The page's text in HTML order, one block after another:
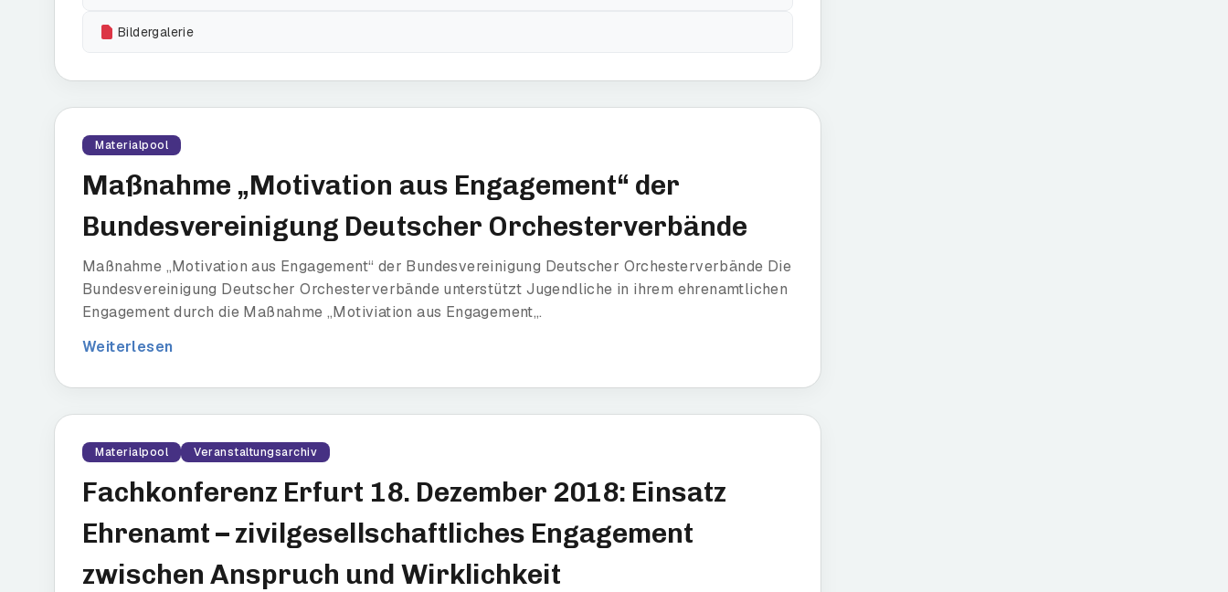
Bildergalerie
Materialpool
Maßnahme „Motivation aus Engagement“ der
Bundesvereinigung Deutscher Orchesterverbände
Maßnahme „Motivation aus Engagement“ der Bundesvereinigung Deutscher Orchesterverbände Die
Bundesvereinigung Deutscher Orchesterverbände unterstützt Jugendliche in ihrem ehrenamtlichen
Engagement durch die Maßnahme „Motiviation aus Engagement„.
Weiterlesen
Materialpool Veranstaltungsarchiv
Fachkonferenz Erfurt 18. Dezember 2018: Einsatz
Ehrenamt – zivilgesellschaftliches Engagement
zwischen Anspruch und Wirklichkeit